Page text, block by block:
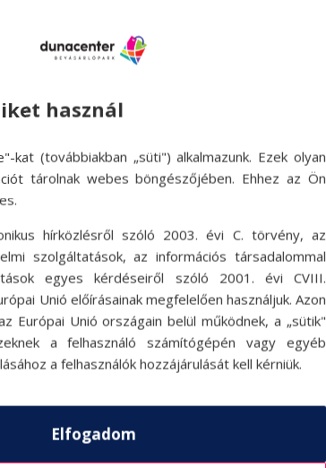
szerint Vajon igazak a
a sztereotípiák? A nagy, a középső, na meg a
viszonyulni hozzájuk, minden gyerek
használ
kat (továbbiakban „süti") alkalmazunk. Ezek olyan
tárolnak webes böngészőjében. Ehhez az Ön
hírközlésről szóló 2003. évi C. törvény, az
szolgáltatások, az információs társadalommal
egyes kérdéseiről szóló 2001. évi CVIII.
Unió előírásainak megfelelően használjuk. Azon
Európai Unió országain belül működnek, a „sütik"
a felhasználó számítógépén vagy egyéb
a felhasználók hozzájárulását kell kérniük.
Elfogadom